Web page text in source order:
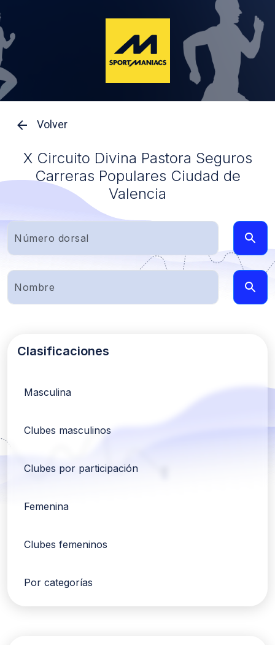
Volver
X Circuito Divina Pastora Seguros
Carreras Populares Ciudad de
Valencia
Clasificaciones
Masculina
Clubes masculinos
Clubes por participación
Femenina
Clubes femeninos
Por categorías